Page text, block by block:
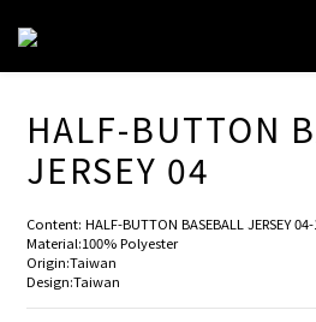
HALF-BUTTON
JERSEY 04
Content: HALF-BUTTON BASEBALL JERSEY
Material:100% Polyester
Origin:Taiwan
Design:Taiwan